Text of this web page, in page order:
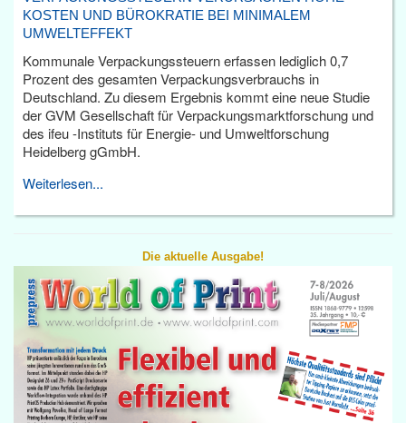
KOSTEN UND BÜROKRATIE BEI MINIMALEM
UMWELTEFFEKT
Kommunale Verpackungssteuern erfassen lediglich 0,7
Prozent des gesamten Verpackungsverbrauchs in
Deutschland. Zu diesem Ergebnis kommt eine neue Studie
der GVM Gesellschaft für Verpackungsmarktforschung und
des ifeu -Instituts für Energie- und Umweltforschung
Heidelberg gGmbH.
Weiterlesen...
Die aktuelle Ausgabe!